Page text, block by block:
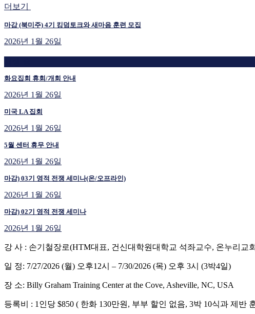
더보기
마감 (북미주) 4기 킹덤토크와 새마음 훈련 모집
2026년 1월 26일
화요집회 휴회/개회 안내
2026년 1월 26일
미국 LA 집회
2026년 1월 26일
5월 센터 휴무 안내
2026년 1월 26일
마감) 03기 영적 전쟁 세미나(온/오프라인)
2026년 1월 26일
마감) 02기 영적 전쟁 세미나
2026년 1월 26일
강 사 : 손기철장로(HTM대표, 건신대학원대학교 석좌교수, 온누리교
일 정: 7/27/2026 (월) 오후12시 – 7/30/2026 (목) 오후 3시 (3박4일)
장 소: Billy Graham Training Center at the Cove, Asheville, NC, USA
등록비 : 1인당 $850 ( 한화 130만원, 부부 할인 없음, 3박 10식과 제반